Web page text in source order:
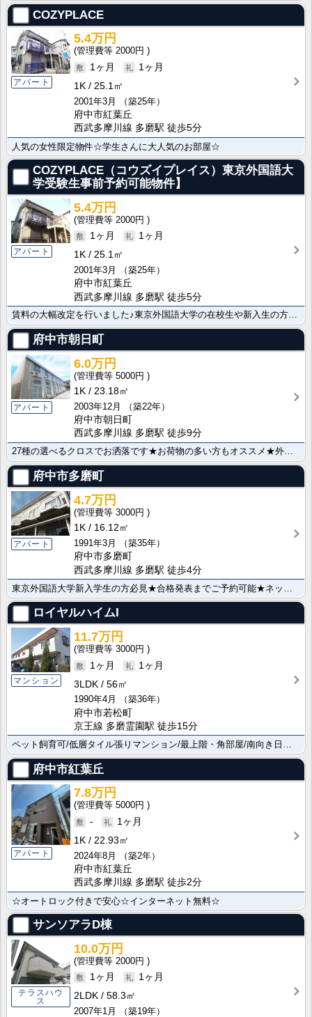
COZYPLACE
アパート
5.4万円
2000円
1ヶ月
1ヶ月
1K
25.1㎡
2001年3月
（築25年）
府中市紅葉丘
西武多摩川線 多磨駅 徒歩5分
人気の女性限定物件☆学生さんに大人気のお部屋☆
COZYPLACE（コウズイプレイス）東京外国語大
学受験生事前予約可能物件】
アパート
5.4万円
2000円
1ヶ月
1ヶ月
1K
25.1㎡
2001年3月
（築25年）
府中市紅葉丘
西武多摩川線 多磨駅 徒歩5分
賃料の大幅改定を行いました♪東京外国語大学の在校生や新入生の方へお薦め♪女性の方には嬉しい収納力♪防･･･
府中市朝日町
アパート
6.0万円
5000円
1K
23.18㎡
2003年12月
（築22年）
府中市朝日町
西武多摩川線 多磨駅 徒歩9分
27種の選べるクロスでお洒落です★お荷物の多い方もオススメ★外大まで3分
府中市多磨町
アパート
4.7万円
3000円
1K
16.12㎡
1991年3月
（築35年）
府中市多磨町
西武多摩川線 多磨駅 徒歩4分
ロイヤルハイムI
マンション
11.7万円
3000円
1ヶ月
1ヶ月
3LDK
56㎡
1990年4月
（築36年）
府中市若松町
京王線 多磨霊園駅 徒歩15分
府中市紅葉丘
アパート
7.8万円
5000円
-
1ヶ月
1K
22.93㎡
2024年8月
（築2年）
府中市紅葉丘
西武多摩川線 多磨駅 徒歩2分
☆オートロック付きで安心☆インターネット無料☆
サンソアラD棟
テラスハウ
ス
10.0万円
2000円
1ヶ月
1ヶ月
2LDK
58.3㎡
2007年1月
（築19年）